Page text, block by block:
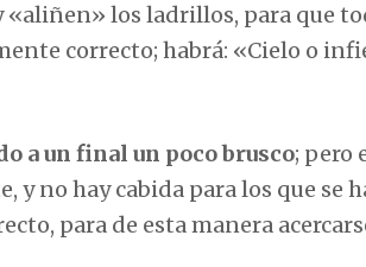
«aliñen» los ladrillos, para que
correcto; habrá: «Cielo o
a un final un poco brusco; pero
no hay cabida para los que se
para de esta manera